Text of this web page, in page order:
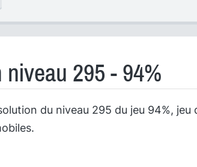
295 - 94%
du niveau 295 du jeu 94%,